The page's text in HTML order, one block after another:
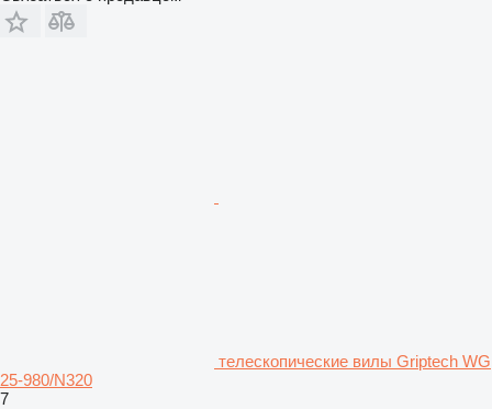
телескопические вилы Griptech WG
25-980/N320
7